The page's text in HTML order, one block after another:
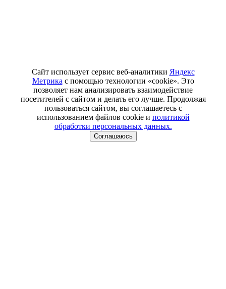
Сайт использует сервис веб-аналитики Яндекс
Метрика с помощью технологии «cookie». Это
позволяет нам анализировать взаимодействие
посетителей с сайтом и делать его лучше. Продолжая
пользоваться сайтом, вы соглашаетесь с
использованием файлов cookie и политикой
обработки персональных данных.
Соглашаюсь